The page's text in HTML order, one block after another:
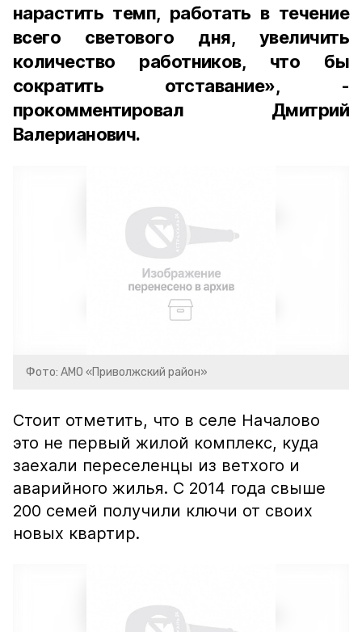
нарастить темп, работать в течение
всего светового дня, увеличить
количество работников, что бы
сократить отставание», -
прокомментировал Дмитрий
Валерианович.
Фото: АМО «Приволжский район»
Стоит отметить, что в селе Началово
это не первый жилой комплекс, куда
заехали переселенцы из ветхого и
аварийного жилья. С 2014 года свыше
200 семей получили ключи от своих
новых квартир.